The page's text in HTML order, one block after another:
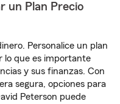
un Plan Precio
Personalice un plan
lo que es importante
y sus finanzas. Con
segura, opciones para
Peterson puede